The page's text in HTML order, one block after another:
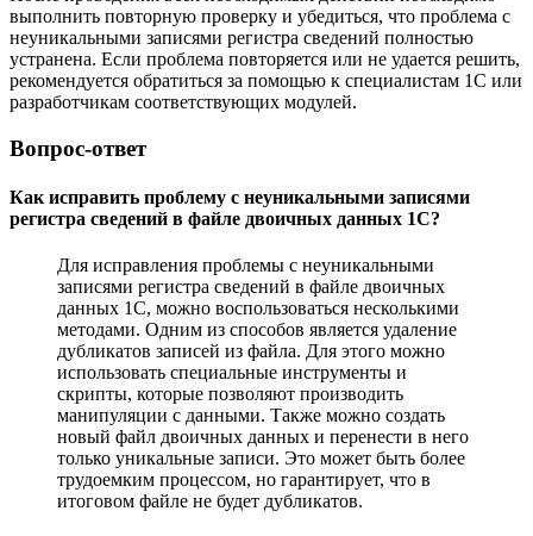
выполнить повторную проверку и убедиться, что проблема с
неуникальными записями регистра сведений полностью
устранена. Если проблема повторяется или не удается решить,
рекомендуется обратиться за помощью к специалистам 1С или
разработчикам соответствующих модулей.
Вопрос-ответ
Как исправить проблему с неуникальными записями
регистра сведений в файле двоичных данных 1С?
Для исправления проблемы с неуникальными
записями регистра сведений в файле двоичных
данных 1С, можно воспользоваться несколькими
методами. Одним из способов является удаление
дубликатов записей из файла. Для этого можно
использовать специальные инструменты и
скрипты, которые позволяют производить
манипуляции с данными. Также можно создать
новый файл двоичных данных и перенести в него
только уникальные записи. Это может быть более
трудоемким процессом, но гарантирует, что в
итоговом файле не будет дубликатов.